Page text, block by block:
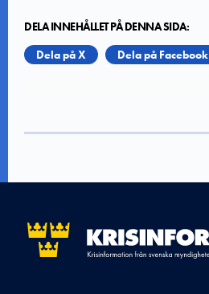
DELA INNEHÅLLET PÅ DENNA SIDA:
Dela på X
Dela på Facebook